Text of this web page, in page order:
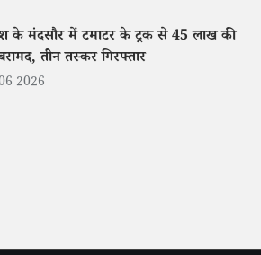
के मंदसौर में टमाटर के ट्रक से 45 लाख की
तीन तस्कर गिरफ्तार
2026